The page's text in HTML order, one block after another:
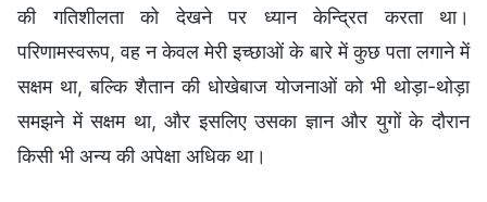
की गतिशीलता को देखने पर ध्यान केन्द्रित करता था।
परिणामस्वरूप, वह न केवल मेरी इच्छाओं के बारे में कुछ पता लगाने में
सक्षम था, बल्कि शैतान की धोखेबाज योजनाओं को भी थोड़ा-थोड़ा
समझने में सक्षम था, और इसलिए उसका ज्ञान और युगों के दौरान
किसी भी अन्य की अपेक्षा अधिक था।